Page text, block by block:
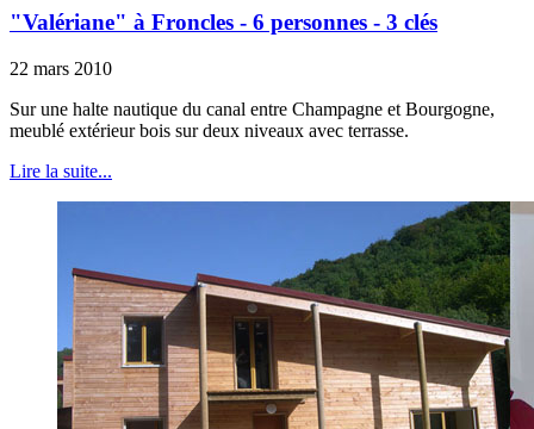
"Valériane" à Froncles - 6 personnes - 3 clés
22 mars 2010
Sur une halte nautique du canal entre Champagne et Bourgogne,
meublé extérieur bois sur deux niveaux avec terrasse.
Lire la suite...